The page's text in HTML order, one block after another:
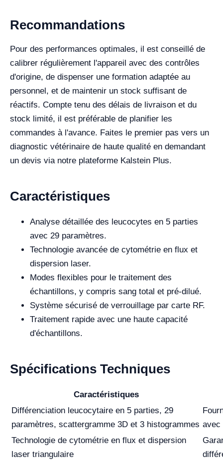
Recommandations
Pour des performances optimales, il est conseillé de
calibrer régulièrement l'appareil avec des contrôles
d'origine, de dispenser une formation adaptée au
personnel, et de maintenir un stock suffisant de
réactifs. Compte tenu des délais de livraison et du
stock limité, il est préférable de planifier les
commandes à l'avance. Faites le premier pas vers un
diagnostic vétérinaire de haute qualité en demandant
un devis via notre plateforme Kalstein Plus.
Caractéristiques
Analyse détaillée des leucocytes en 5 parties
avec 29 paramètres.
Technologie avancée de cytométrie en flux et
dispersion laser.
Modes flexibles pour le traitement des
échantillons, y compris sang total et pré-dilué.
Système sécurisé de verrouillage par carte RF.
Traitement rapide avec une haute capacité
d'échantillons.
Spécifications Techniques
Caractéristiques
Différenciation leucocytaire en 5 parties, 29
paramètres, scattergramme 3D et 3 histogrammes avec
Technologie de cytométrie en flux et dispersion
laser triangulaire